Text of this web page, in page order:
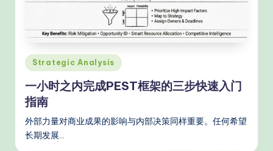
Posted
in
Strategic Analysis
一小时之内完成PEST框架的三步快速入门
指南
外部力量对商业成果的影响与内部决策同样重要。任何希望
长期发展…